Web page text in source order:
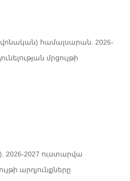
համալսարան. 2026-
մրցույթի
2026-2027 ուստարվա
արդյունքները